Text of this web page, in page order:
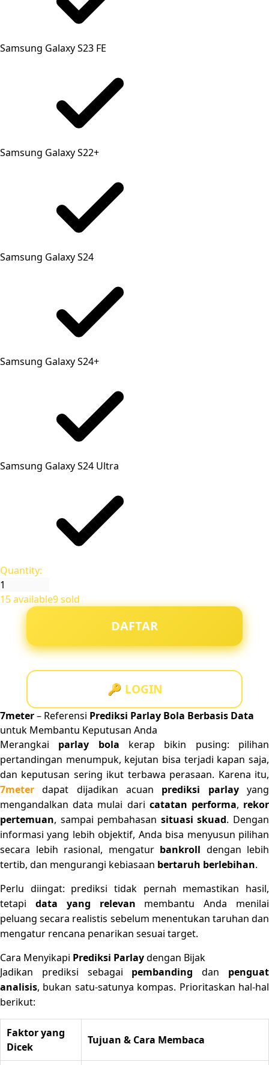
Samsung Galaxy S23 FE
Samsung Galaxy S22+
Samsung Galaxy S24
Samsung Galaxy S24+
Samsung Galaxy S24 Ultra
Quantity:
15 available9 sold
DAFTAR
🔑 LOGIN
7meter– Referensi Prediksi Parlay Bola Berbasis Data
untuk Membantu Keputusan Anda
Merangkai parlay bola kerap bikin pusing: pilihan
pertandingan menumpuk, kejutan bisa terjadi kapan saja,
dan keputusan sering ikut terbawa perasaan. Karena itu,
7meter dapat dijadikan acuan prediksi parlayyang
mengandalkan data mulai dari catatan performa, rekor
pertemuan, sampai pembahasan situasi skuad. Dengan
informasi yang lebih objektif, Anda bisa menyusun pilihan
secara lebih rasional, mengatur bankroll dengan lebih
tertib, dan mengurangi kebiasaan bertaruh berlebihan.
Perlu diingat: prediksi tidak pernah memastikan hasil,
tetapi data yang relevan membantu Anda menilai
peluang secara realistis sebelum menentukan taruhan dan
mengatur rencana penarikan sesuai target.
Cara Menyikapi Prediksi Parlaydengan Bijak
Jadikan prediksi sebagai pembanding dan penguat
analisis, bukan satu-satunya kompas. Prioritaskan hal-hal
berikut:
Faktor yang
Dicek
Tujuan & Cara Membaca